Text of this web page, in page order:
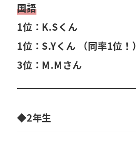
国語
1位：K.Sくん
1位：S.Yくん （同率1位！）
3位：M.Mさん
◆2年生